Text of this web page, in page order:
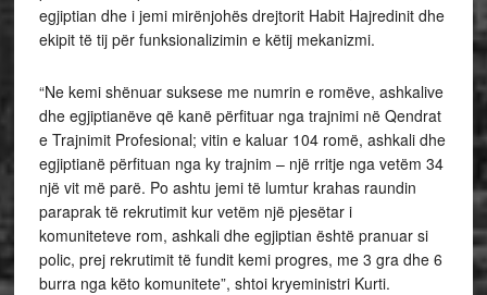
egjiptian dhe i jemi mirënjohës drejtorit Habit Hajredinit dhe
ekipit të tij për funksionalizimin e këtij mekanizmi.
“Ne kemi shënuar suksese me numrin e romëve, ashkalive
dhe egjiptianëve që kanë përfituar nga trajnimi në Qendrat
e Trajnimit Profesional; vitin e kaluar 104 romë, ashkali dhe
egjiptianë përfituan nga ky trajnim – një rritje nga vetëm 34
një vit më parë. Po ashtu jemi të lumtur krahas raundin
paraprak të rekrutimit kur vetëm një pjesëtar i
komuniteteve rom, ashkali dhe egjiptian është pranuar si
polic, prej rekrutimit të fundit kemi progres, me 3 gra dhe 6
burra nga këto komunitete”, shtoi kryeministri Kurti.